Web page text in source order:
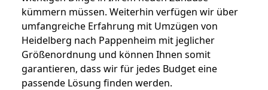
kümmern müssen. Weiterhin verfügen wir über
umfangreiche Erfahrung mit Umzügen von
Heidelberg nach Pappenheim mit jeglicher
Größenordnung und können Ihnen somit
garantieren, dass wir für jedes Budget eine
passende Lösung finden werden.